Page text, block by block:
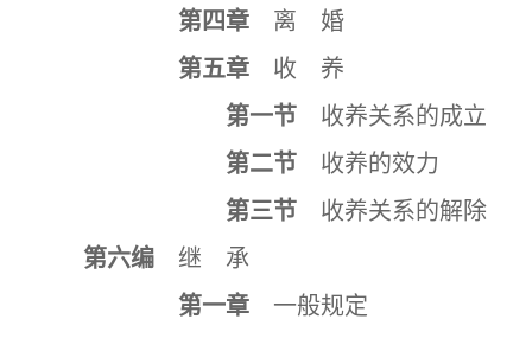
第四章 离 婚
第五章 收 养
第一节 收养关系的成立
第二节 收养的效力
第三节 收养关系的解除
第六编 继 承
第一章 一般规定